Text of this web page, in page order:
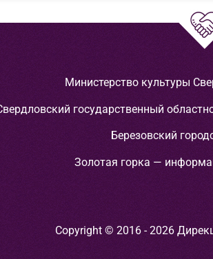
Министерство культуры
государственный
Березовский
Золотая горка —
Copyright © 2016 - 2026